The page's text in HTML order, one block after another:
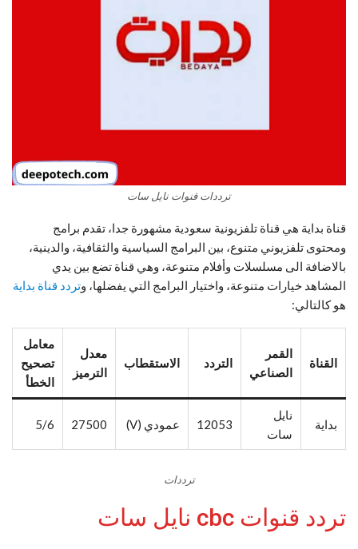
ترددات قنوات نايل سات
قناة بداية هي قناة تلفزيونية سعودية مشهورة جدا، تقدم برامج
ومحتوى تلفزيوني متنوع، بين البرامج السياسية والثقافية، والدينية،
بالاضافة الى مسلسلات وأفلام متنوعة، وهي قناة تضع بين يدي
المشاهد خيارات متنوعة، واختيار البرامج التي يفضلها، وتردد قناة بداية
هو كالتالي:
القناة
القمر
الصناعي
التردد الاستقطاب
معدل
الترميز
معامل
تصحيح
الخطأ
بداية
نايل
سات
12053 عمودي (V) 27500
5/6
ترددات
تردد قنوات cbc نايل سات